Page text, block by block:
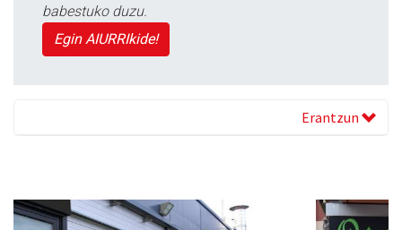
babestuko duzu.
Egin AIURRIkide!
Erantzun